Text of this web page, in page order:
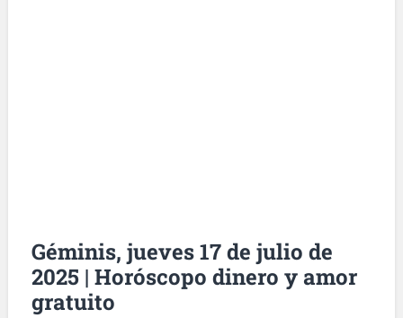
Géminis, jueves 17 de julio de
2025 | Horóscopo dinero y amor
gratuito